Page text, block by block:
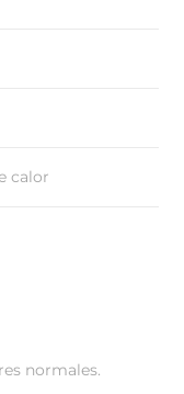
calor
normales.